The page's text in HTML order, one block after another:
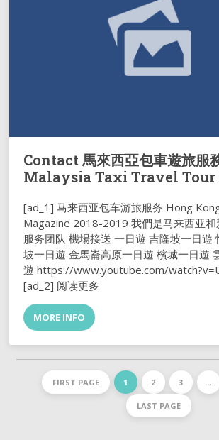
Contact 馬來西亞包車遊旅服
Malaysia Taxi Travel Tour
[ad_1] 马来西亚包车游旅服务 Hong
Magazine 2018-2019 我們是马来西亚和
服务团队 機場接送 一日遊 吉隆坡一日遊
坡一日遊 金馬崙高原一日遊 檳城一日遊
遊 https://www.youtube.com/
[ad_2] 阅读更多
MORE INFO
FIRST PAGE 1 2 3 …
LAST PAGE